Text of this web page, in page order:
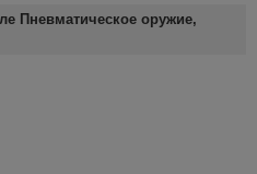
Пневматическое оружие,